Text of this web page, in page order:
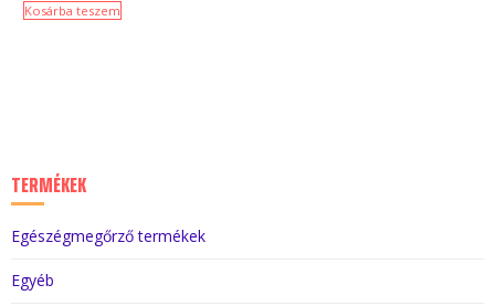
Kosárba teszem
TERMÉKEK
Egészégmegőrző termékek
Egyéb